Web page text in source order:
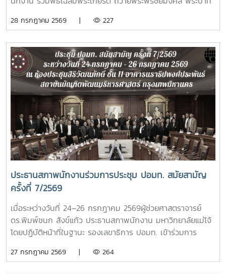
วชิรเกล้าเจ้าอยู่หัว เนื่องในโอกาสมหามงคลเฉลิมพระชนมพรรษา
มา อธิการบดีมหาวิทยาลัยแม่โจ้ เป็นประธานใน มีพิธีถวายสัตย์
ปฏิญาณเพื่อเป็นข้าราชการที่ดีและเป็นพลังของแผ่นดิน พิธีวาง
พานพุ่ม ถวายเครื่องราชสักการะ และพิธีจุดเทียนถวายพระพร
ชัยมงคลซึ่งแสดงถึงความจงรักภักดีต่อสถาบันพระมหากษัตริย์
โดยมีผู้บริหาร คณาจารย์ หัวหน้าส่วนงาน ข้าราชการ บุคลากร ผู้
แทนศิษย์เก่าแม่โจ้ และนักศึกษารวมถึงหน่วยงานปกครองส่วน
ท้องถิ่น ร่วมเข้าพิธี ณ อาคารแผ่พืชน์มหาวิทยาลัยแม่โจ้
28 กรกฎาคม 2569 | 227
ประธานสภาพนักงานร่วมการประชุม ปอมท. สมัยสามัญ
ครั้งที่ 7/2569
เมื่อระหว่างวันที่ 24–26 กรกฎาคม 2569ผู้ช่วยศาสตราจารย์
ดร.พิมพ์ชนก สังข์แก้ว ประธานสภาพนักงาน มหาวิทยาลัยแม่โจ้
โดยปฏิบัติหน้าที่ในฐานะ รองเลขาธิการ ปอมท. เข้าร่วมการ
พัฒนบริหารศาสตร์ (NIDA) กรุงเทพมหานคร โดยมีผู้แทนจาก
27 กรกฎาคม 2569 | 264